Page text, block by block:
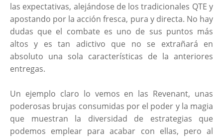
las expectativas, alejándose de los tradicionales QTE y
apostando por la acción fresca, pura y directa. No hay
dudas que el combate es uno de sus puntos más
altos y es tan adictivo que no se extrañará en
absoluto una sola características de la anteriores
entregas.
Un ejemplo claro lo vemos en las Revenant, unas
poderosas brujas consumidas por el poder y la magia
que muestran la diversidad de estrategias que
podemos emplear para acabar con ellas, pero al